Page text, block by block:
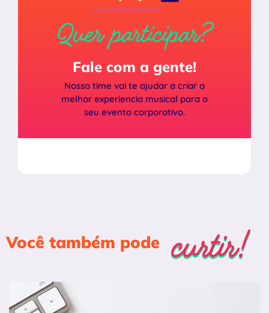
Quer participar?
Fale com a gente!
Nosso time vai te ajudar a criar a
melhor experiencia musical para o
seu evento corporativo.
Você também pode curtir!
curtir!